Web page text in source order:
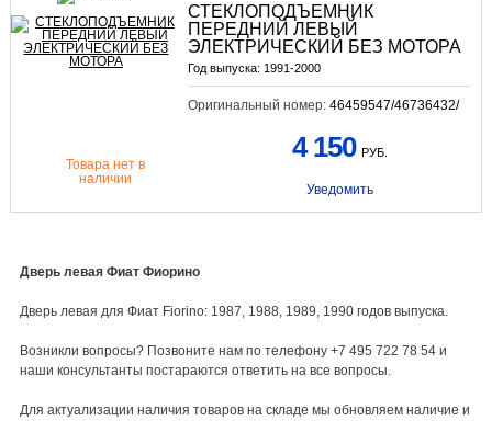
СТЕКЛОПОДЪЕМНИК
ПЕРЕДНИЙ ЛЕВЫЙ
ЭЛЕКТРИЧЕСКИЙ БЕЗ МОТОРА
Год выпуска: 1991-2000
Оригинальный номер: 46459547/46736432/
Товара нет в
наличии
4 150 РУБ.
Уведомить
Дверь левая Фиат Фиорино
Дверь левая для Фиат Fiorino: 1987, 1988, 1989, 1990 годов выпуска.
Возникли вопросы? Позвоните нам по телефону +7 495 722 78 54 и
наши консультанты постараются ответить на все вопросы.
Для актуализации наличия товаров на складе мы обновляем наличие и